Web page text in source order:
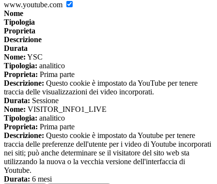
www.youtube.com
Nome
Tipologia
Proprieta
Descrizione
Durata
Nome: YSC
Tipologia: analitico
Proprieta: Prima parte
Descrizione: Questo cookie è impostato da YouTube per tenere
traccia delle visualizzazioni dei video incorporati.
Durata: Sessione
Nome: VISITOR_INFO1_LIVE
Tipologia: analitico
Proprieta: Prima parte
Descrizione: Questo cookie è impostato da Youtube per tenere
traccia delle preferenze dell'utente per i video di Youtube incorporati
nei siti; può anche determinare se il visitatore del sito web sta
utilizzando la nuova o la vecchia versione dell'interfaccia di
Youtube.
Durata: 6 mesi